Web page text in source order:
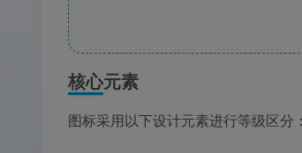
核心元素
图标采用以下设计元素进行等级区分：